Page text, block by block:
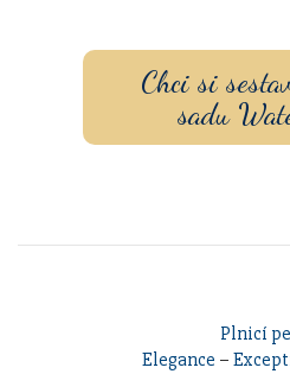
Chci si
sadu
Plnicí
Elegance –